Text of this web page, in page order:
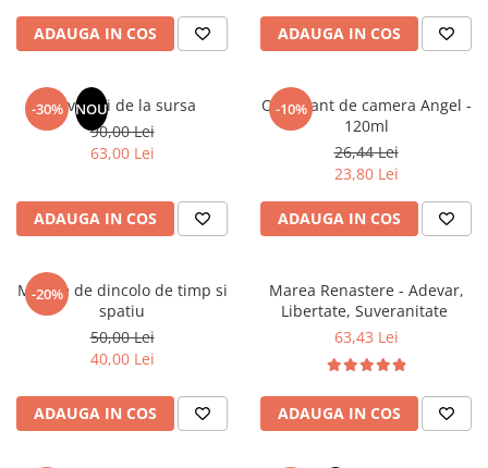
Gastronomik
MedConnect
Medicina & Farmacie
Medicina Pentru Toti
SealfHealing
Sport
Terapii Alternative
AudioBook
Beletristica
Carti erotice
ADAUGA IN COS ADAUGA IN COS
-30% NOU
Revelatii de la sursa
90,00 Lei
63,00 Lei
ADAUGA IN COS
-10%
Odorizant de camera Angel -
120ml
26,44 Lei
23,80 Lei
ADAUGA IN COS
-20%
Mesaje de dincolo de timp si
spatiu
50,00 Lei
40,00 Lei
ADAUGA IN COS
Marea Renastere - Adevar,
Libertate, Suveranitate
63,43 Lei
ADAUGA IN COS